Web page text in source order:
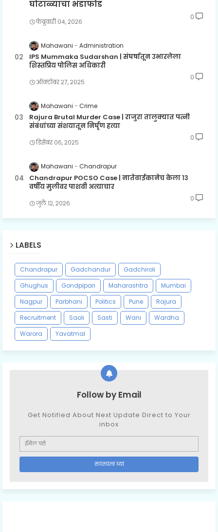
घोटाळ्याचा भंडाफोड
फेब्रुवारी ०४, २०२६
0
Mahawani Administration
IPS Mummaka Sudarshan | संघर्षातून उभारलेला
शिस्तप्रिय पोलिस अधिकारी
ऑक्टोबर २७, २०२५
0
Mahawani Crime
Rajura Brutal Murder Case | राजुरा तालुक्यात पत्नी
संबंधांच्या संशयातून निर्घृण हत्या
डिसेंबर ०६, २०२५
0
Mahawani Chandrapur
Chandrapur POCSO Case | नातेवाईकानेच केला १३
वर्षीय मुलीवर पाशवी अत्याचार
जुलै १२, २०२६
0
LABELS
Chandrapur Gadchandur
Gadchiroli
Ghughus
Gondpipari Maharashtra
Mumbai
Nagpur
Parbhani Politics Pune
Rajura
Recruitment
Saoli Sasti Wani
Wardha
Warora
Yavatmal
Follow by Email
Get Notified About Next Update Direct to Your
inbox